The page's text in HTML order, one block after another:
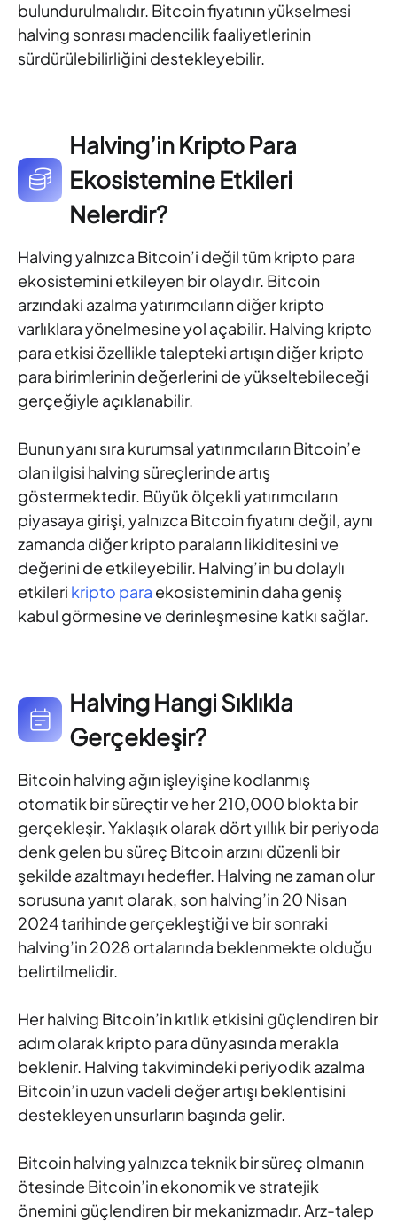
bulundurulmalıdır. Bitcoin fiyatının yükselmesi
halving sonrası madencilik faaliyetlerinin
sürdürülebilirliğini destekleyebilir.
Halving’in Kripto Para
Ekosistemine Etkileri
Nelerdir?
Halving yalnızca Bitcoin’i değil tüm kripto para
ekosistemini etkileyen bir olaydır. Bitcoin
arzındaki azalma yatırımcıların diğer kripto
varlıklara yönelmesine yol açabilir. Halving kripto
para etkisi özellikle talepteki artışın diğer kripto
para birimlerinin değerlerini de yükseltebileceği
gerçeğiyle açıklanabilir.
Bunun yanı sıra kurumsal yatırımcıların Bitcoin’e
olan ilgisi halving süreçlerinde artış
göstermektedir. Büyük ölçekli yatırımcıların
piyasaya girişi, yalnızca Bitcoin fiyatını değil, aynı
zamanda diğer kripto paraların likiditesini ve
değerini de etkileyebilir. Halving’in bu dolaylı
etkileri kripto para ekosisteminin daha geniş
kabul görmesine ve derinleşmesine katkı sağlar.
Halving Hangi Sıklıkla
Gerçekleşir?
Bitcoin halving ağın işleyişine kodlanmış
otomatik bir süreçtir ve her 210,000 blokta bir
gerçekleşir. Yaklaşık olarak dört yıllık bir periyoda
denk gelen bu süreç Bitcoin arzını düzenli bir
şekilde azaltmayı hedefler. Halving ne zaman olur
sorusuna yanıt olarak, son halving’in 20 Nisan
2024 tarihinde gerçekleştiği ve bir sonraki
halving’in 2028 ortalarında beklenmekte olduğu
belirtilmelidir.
Her halving Bitcoin’in kıtlık etkisini güçlendiren bir
adım olarak kripto para dünyasında merakla
beklenir. Halving takvimindeki periyodik azalma
Bitcoin’in uzun vadeli değer artışı beklentisini
destekleyen unsurların başında gelir.
Bitcoin halving yalnızca teknik bir süreç olmanın
ötesinde Bitcoin’in ekonomik ve stratejik
önemini güçlendiren bir mekanizmadır. Arz-talep